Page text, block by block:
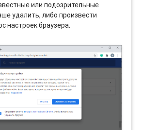
или подозрительные
удалить, либо произвести
настроек браузера.